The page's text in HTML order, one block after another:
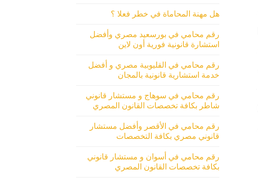
هل مهنة المحاماة في خطر فعلا ؟
رقم محامي في بورسعيد مصري وأفضل
استشارة قانونية فورية أون لاين
رقم محامي في القليوبية مصري و أفضل
خدمة استشارية قانونية بالمجان
رقم محامي في سوهاج و مستشار قانوني
شاطر بكافة تخصصات القانون المصري
رقم محامي في الأقصر وأفضل مستشار
قانوني مصري بكافة التخصصات
رقم محامي في أسوان و مستشار قانوني
بكافة تخصصات القانون المصري